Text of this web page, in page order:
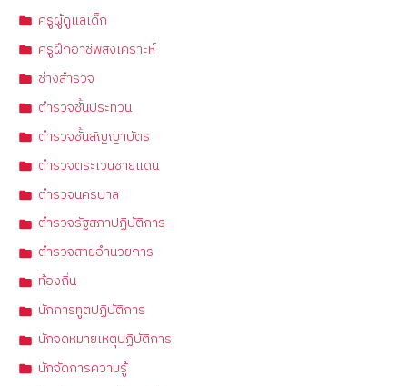
ครูผู้ดูแลเด็ก
ครูฝึกอาชีพสงเคราะห์
ช่างสำรวจ
ตำรวจชั้นประทวน
ตำรวจชั้นสัญญาบัตร
ตำรวจตระเวนชายแดน
ตำรวจนครบาล
ตำรวจรัฐสภาปฏิบัติการ
ตำรวจสายอำนวยการ
ท้องถิ่น
นักการทูตปฏิบัติการ
นักจดหมายเหตุปฏิบัติการ
นักจัดการความรู้